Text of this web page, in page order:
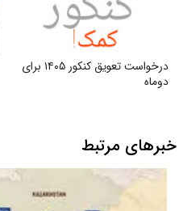
درخواست تعویق کنکور ۱۴۰۵ برای
دوماه
خبرهای مرتبط